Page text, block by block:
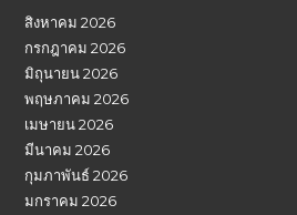
สิงหาคม 2026
กรกฎาคม 2026
มิถุนายน 2026
พฤษภาคม 2026
เมษายน 2026
มีนาคม 2026
กุมภาพันธ์ 2026
มกราคม 2026